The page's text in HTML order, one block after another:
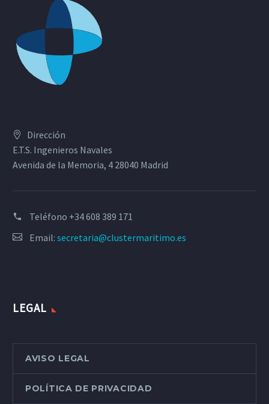
Dirección
E.T.S. Ingenieros Navales
Avenida de la Memoria, 4 28040 Madrid
Teléfono +34 608 389 171
Email: secretaria@clustermaritimo.es
LEGAL
AVISO LEGAL
POLÍTICA DE PRIVACIDAD